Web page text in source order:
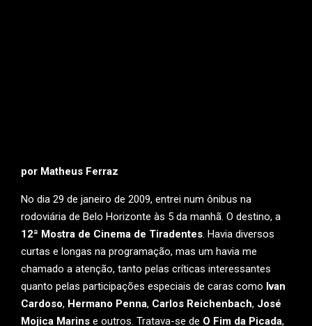
por Matheus Ferraz
No dia 29 de janeiro de 2009, entrei num ônibus na
rodoviária de Belo Horizonte às 5 da manhã. O destino, a
12ª Mostra de Cinema de Tiradentes. Havia diversos
curtas e longas na programação, mas um havia me
chamado a atenção, tanto pelas críticas interessantes
quanto pelas participações especiais de caras como Ivan
Cardoso, Hermano Penna, Carlos Reichenbach, José
Mojica Marins e outros. Tratava-se de O Fim da Picada,